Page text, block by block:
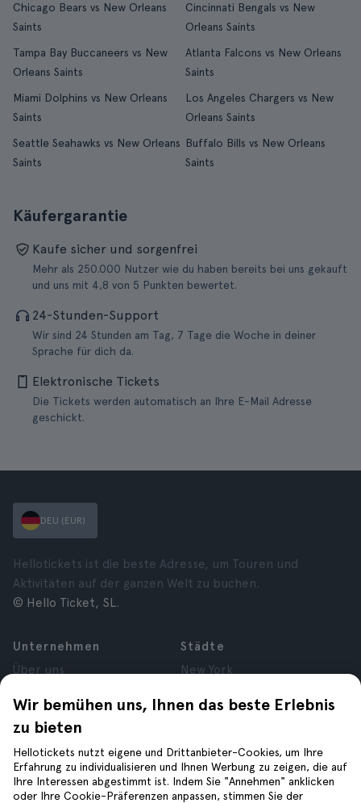
Chicago Bears vs New Orleans
Saints
Cincinnati Bengals vs New
Orleans Saints
Tampa Bay Buccaneers vs New
Orleans Saints
Atlanta Falcons vs New Orleans
Saints
Miami Dolphins vs New Orleans
Saints
Los Angeles Chargers vs New
Orleans Saints
Seattle Seahawks vs New Orleans
Saints
Buffalo Bills vs New Orleans
Saints
Käufergarantie
Kaufe sicher und sorgenfrei
Mehr als 250.000 Nutzer wie du haben bereits bei uns gekauft
und uns mit 4,8 von 5 Punkten bewertet.
24-Stunden-Support
Wir sind 24 Stunden am Tag, 7 Tage die Woche in deiner
Sprache für dich da.
Elektronische Tickets
Die Tickets werden automatisch an Ihre E-Mail Adresse
geschickt.
Wir bemühen uns, Ihnen das beste Erlebnis
zu bieten
Hellotickets nutzt eigene und Drittanbieter-Cookies, um Ihre
Erfahrung zu individualisieren und Ihnen Werbung zu zeigen, die auf
Ihre Interessen abgestimmt ist. Indem Sie "Annehmen" anklicken
oder Ihre Cookie-Präferenzen anpassen, stimmen Sie der
DEU (EUR)
Hellotickets ist die beste Adresse, um Touren und
Aktivitäten auf der ganzen Welt zu buchen.
© Hello Ticket, SL.
Unternehmen
Über uns
Partner
Bewertungen
Datenschutz
Allgemeine
Geschäftsbedingungen
Städte
New York
Paris
Granada
Krakau
Teneriffa